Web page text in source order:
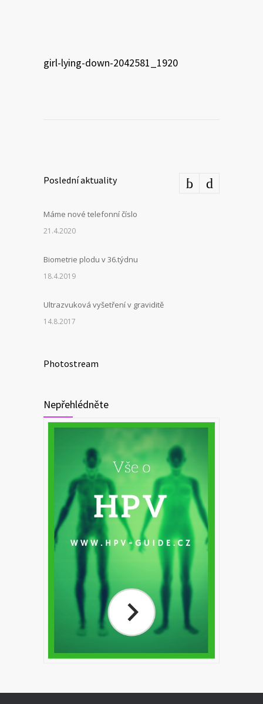
girl-lying-down-2042581_1920
Poslední aktuality
Máme nové telefonní číslo
21.4.2020
Biometrie plodu v 36.týdnu
18.4.2019
Ultrazvuková vyšetření v graviditě
14.8.2017
Photostream
Nepřehlédněte